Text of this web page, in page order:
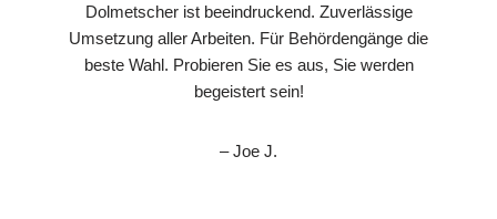
Dolmetscher ist beeindruckend. Zuverlässige
Umsetzung aller Arbeiten. Für Behördengänge die
beste Wahl. Probieren Sie es aus, Sie werden
begeistert sein!
– Joe J.